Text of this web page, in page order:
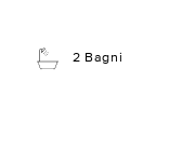
2 Bagni